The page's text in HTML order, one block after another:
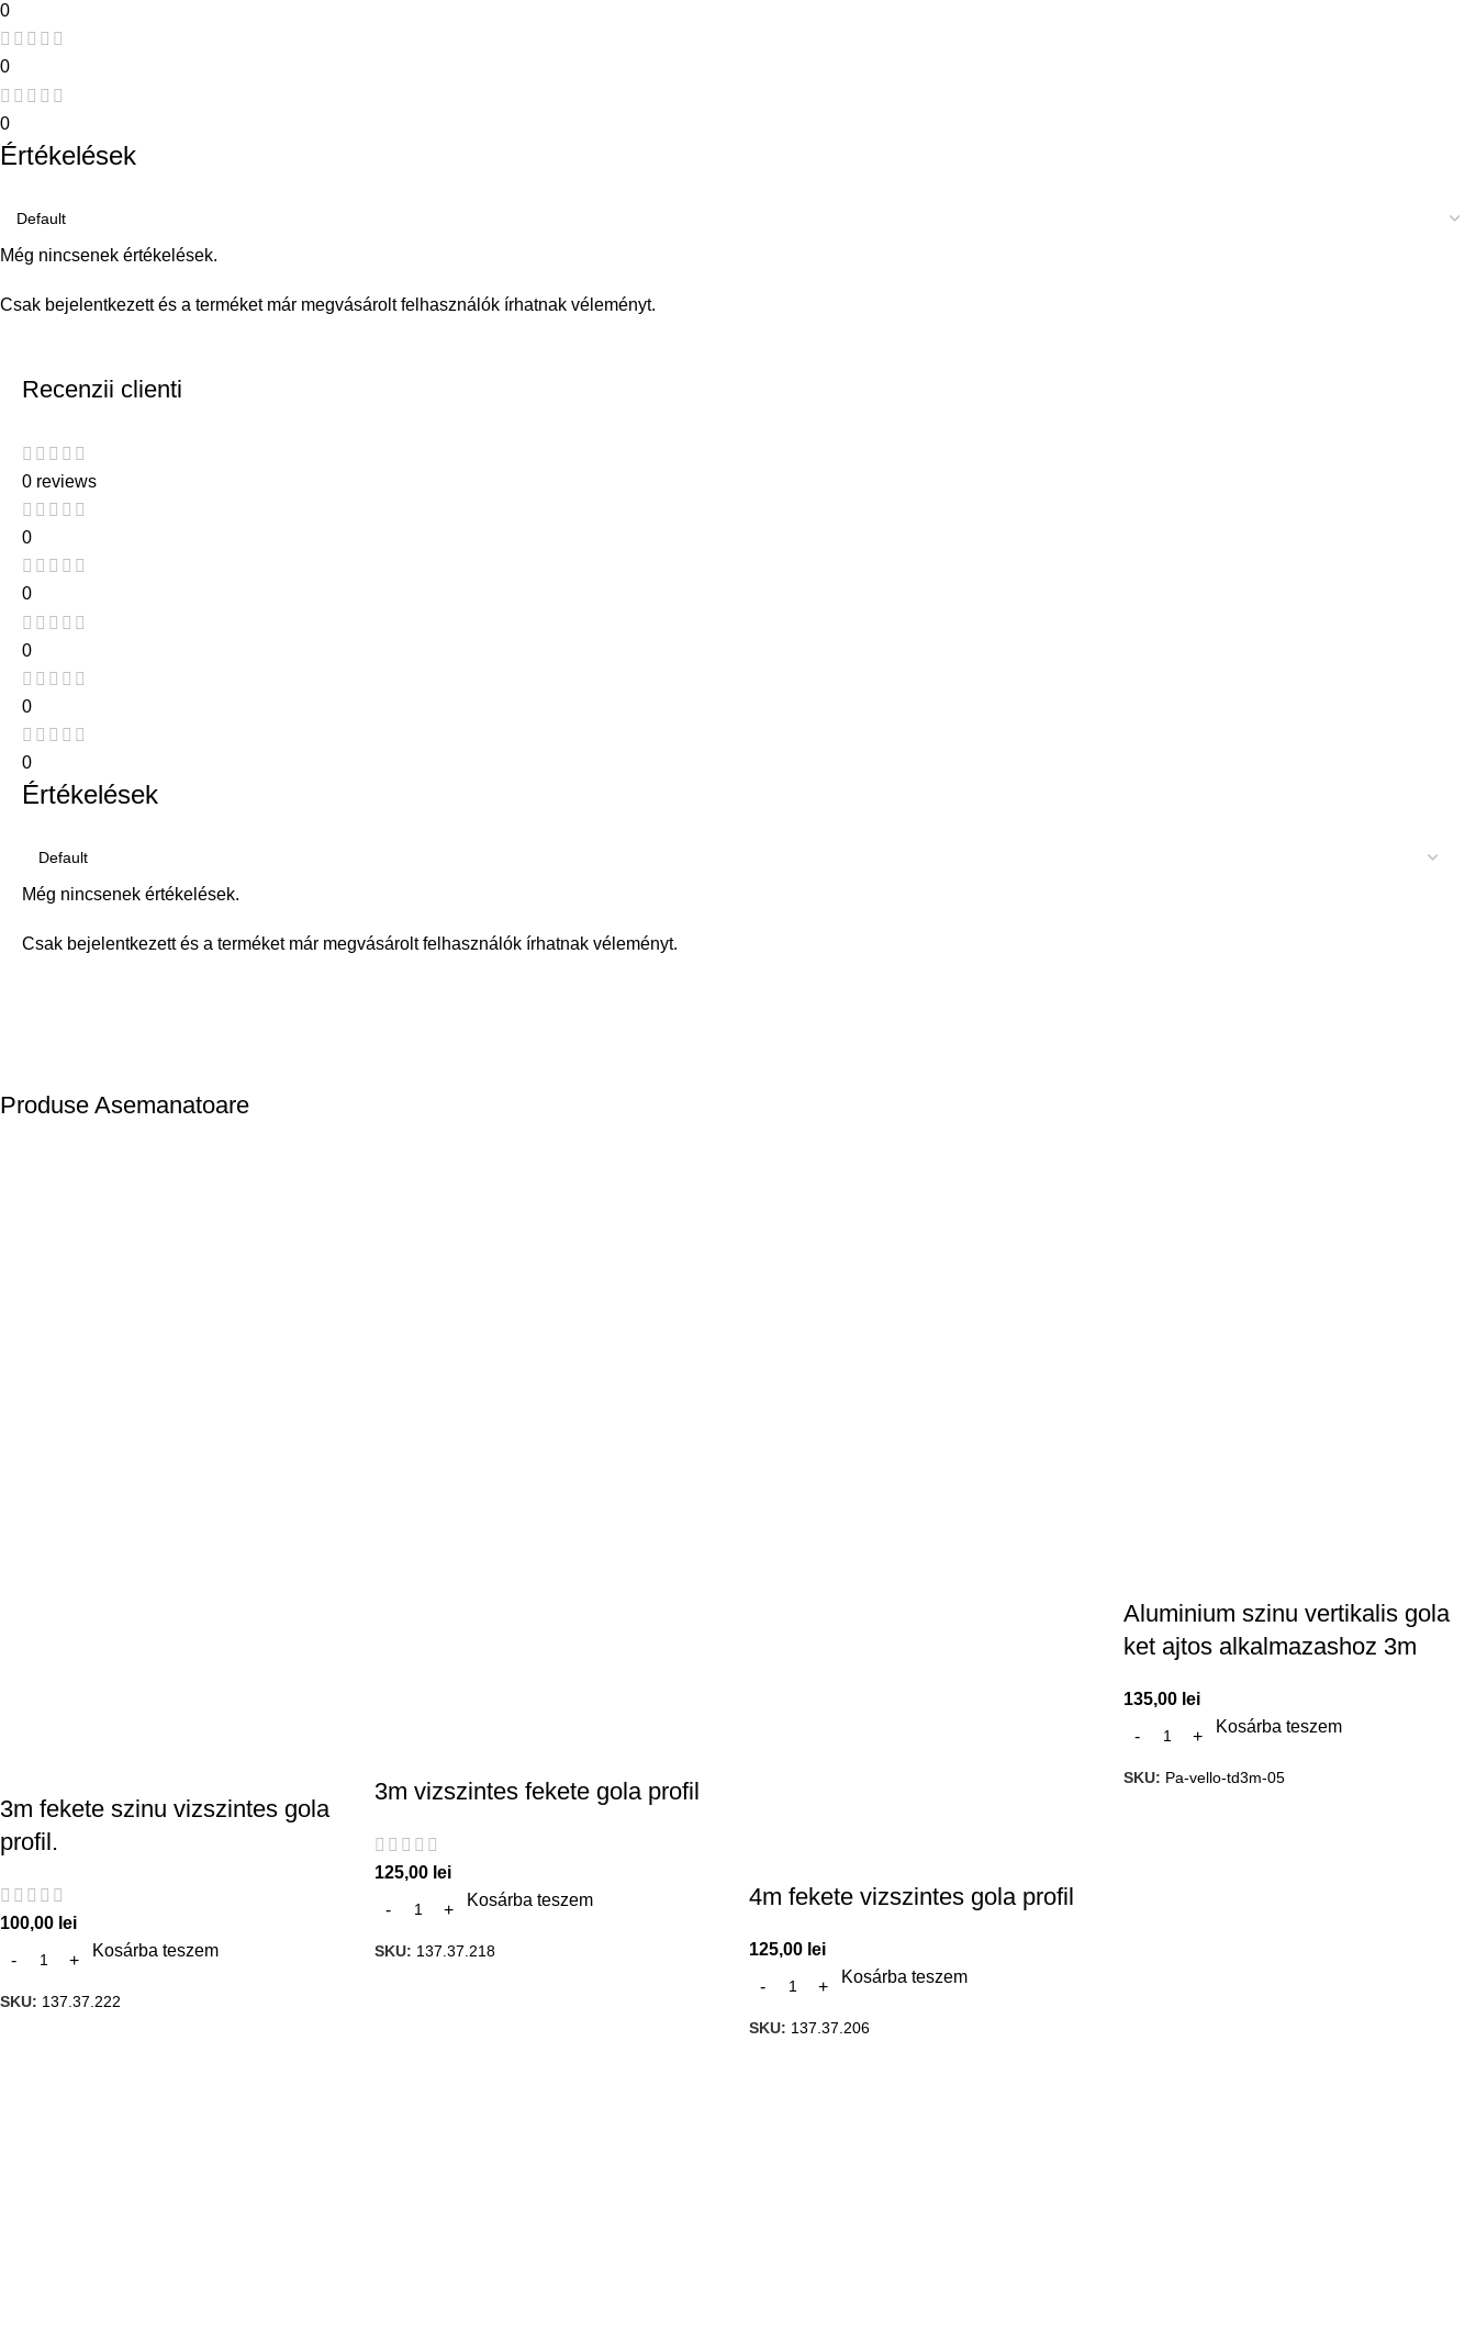
0
0
0
Értékelések
Még nincsenek értékelések.
Csak bejelentkezett és a terméket már megvásárolt felhasználók írhatnak véleményt.
Recenzii clienti
0 reviews
0
0
0
0
0
Értékelések
Még nincsenek értékelések.
Csak bejelentkezett és a terméket már megvásárolt felhasználók írhatnak véleményt.
Produse Asemanatoare
3m fekete szinu vizszintes gola
profil.
100,00 lei
Kosárba teszem
SKU: 137.37.222
3m vizszintes fekete gola profil
125,00 lei
Kosárba teszem
SKU: 137.37.218
4m fekete vizszintes gola profil
125,00 lei
Kosárba teszem
SKU: 137.37.206
Aluminium szinu vertikalis gola
ket ajtos alkalmazashoz 3m
135,00 lei
Kosárba teszem
SKU: Pa-vello-td3m-05